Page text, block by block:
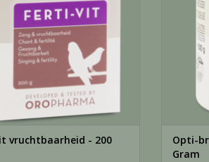
1,5 tot 3 g CAN-TAX per
Het dagrantsoen mag
20 g & 150 g verpakking:
3 tot 5 afgestreken
500 g verpakking:
3 tot 5 afgestreken
vruchtbaarheid - 200
Opti-
Gram